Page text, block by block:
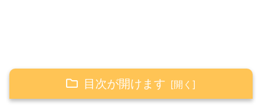
目次が開けます